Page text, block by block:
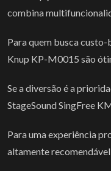
combina
Para quem busca
Knup KP-M0015 são
Se a diversão é a
StageSound SingFree
Para uma experiência
altamente